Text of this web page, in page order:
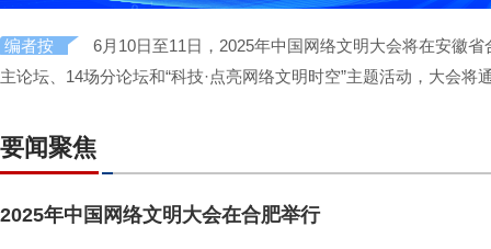
编者按
6月10日至11日，2025年中国网络文明大会将在安徽
主论坛、14场分论坛和“科技·点亮网络文明时空”主题活动，大会
要闻聚焦
2025年中国网络文明大会在合肥举行